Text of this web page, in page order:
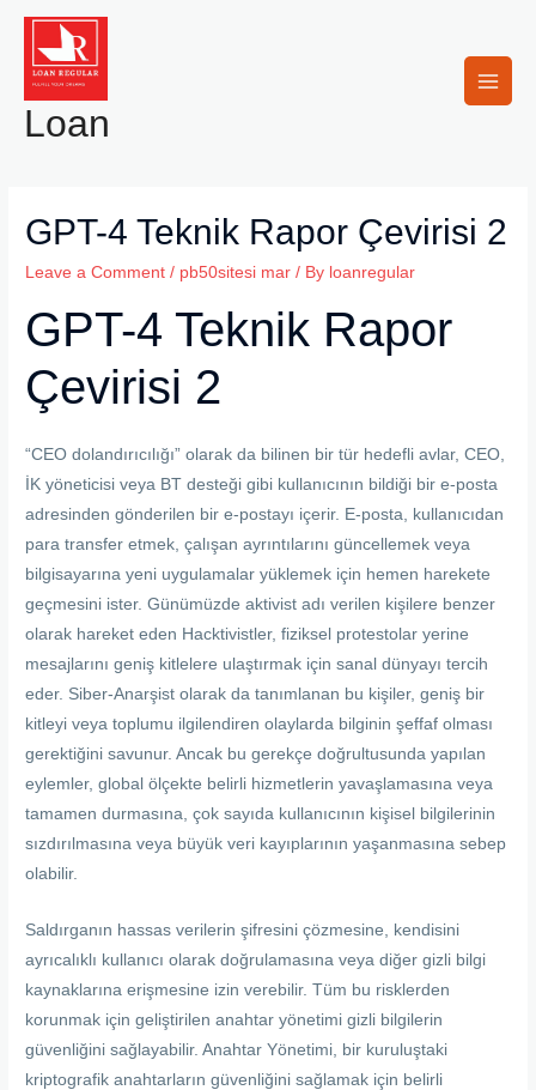
Skip
content
Loan
Main
GPT-4 Teknik Rapor Çevirisi 2
Leave a Comment / pb50sitesi mar / By loanregular
GPT-4 Teknik Rapor
Çevirisi 2
“CEO dolandırıcılığı” olarak da bilinen bir tür hedefli avlar, CEO,
İK yöneticisi veya BT desteği gibi kullanıcının bildiği bir e-posta
adresinden gönderilen bir e-postayı içerir. E-posta, kullanıcıdan
para transfer etmek, çalışan ayrıntılarını güncellemek veya
bilgisayarına yeni uygulamalar yüklemek için hemen harekete
geçmesini ister. Günümüzde aktivist adı verilen kişilere benzer
olarak hareket eden Hacktivistler, fiziksel protestolar yerine
mesajlarını geniş kitlelere ulaştırmak için sanal dünyayı tercih
eder. Siber-Anarşist olarak da tanımlanan bu kişiler, geniş bir
kitleyi veya toplumu ilgilendiren olaylarda bilginin şeffaf olması
gerektiğini savunur. Ancak bu gerekçe doğrultusunda yapılan
eylemler, global ölçekte belirli hizmetlerin yavaşlamasına veya
tamamen durmasına, çok sayıda kullanıcının kişisel bilgilerinin
sızdırılmasına veya büyük veri kayıplarının yaşanmasına sebep
olabilir.
Saldırganın hassas verilerin şifresini çözmesine, kendisini
ayrıcalıklı kullanıcı olarak doğrulamasına veya diğer gizli bilgi
kaynaklarına erişmesine izin verebilir. Tüm bu risklerden
korunmak için geliştirilen anahtar yönetimi gizli bilgilerin
güvenliğini sağlayabilir. Anahtar Yönetimi, bir kuruluştaki
kriptografik anahtarların güvenliğini sağlamak için belirli